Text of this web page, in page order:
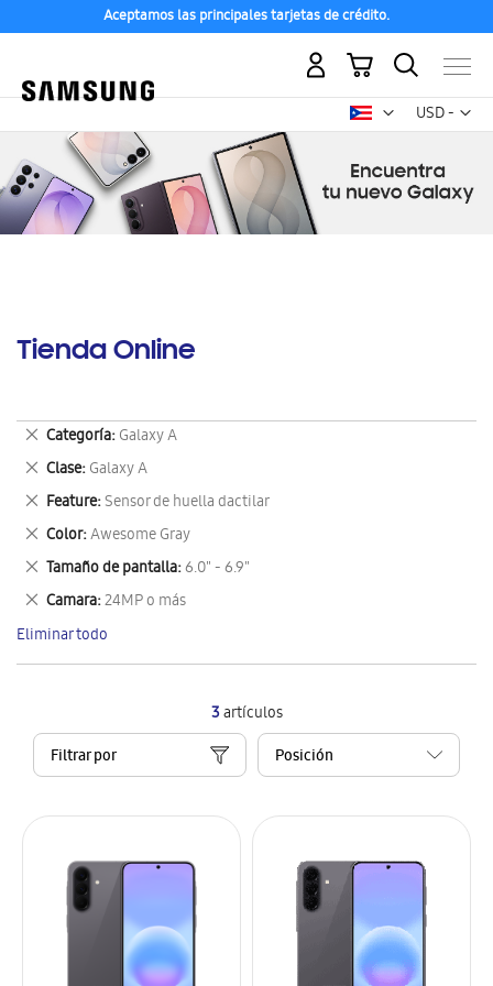
Aceptamos las principales tarjetas de crédito.
USD -
dólar
Mi carrito
Tienda Online
3artículos
Filtrar por
Categoría Galaxy A
Eliminar
este
artículo
Clase Galaxy A
Eliminar
este
artículo
Feature Sensor de huella dactilar
Eliminar
este
artículo
Color Awesome Gray
Eliminar
este
artículo
Tamaño de pantalla 6.0" - 6.9"
Eliminar
este
artículo
Camara 24MP o más
Eliminar
este
artículo
Eliminar todo